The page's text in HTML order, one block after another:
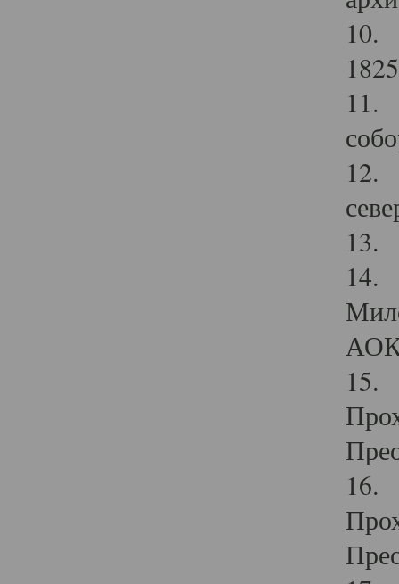
10.
11.
12.
13.
14.
15.
16.